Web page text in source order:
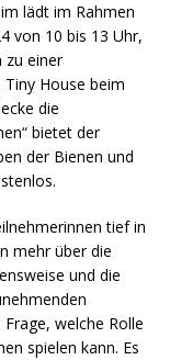
lädt im Rahmen
von 10 bis 13 Uhr,
zu einer
House beim
die
bietet der
der Bienen und
tief in
mehr über die
und die
welche Rolle
spielen kann. Es